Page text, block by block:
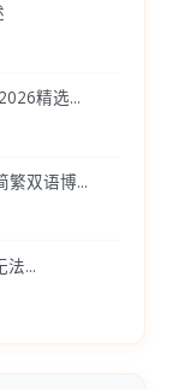
精选...
繁双语博...
...